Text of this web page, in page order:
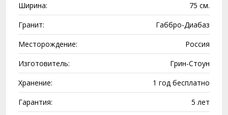
Ширина:
75 см.
Гранит:
Габбро-Диабаз
Месторождение:
Россия
Изготовитель:
Грин-Стоун
Хранение:
1 год бесплатно
Гарантия:
5 лет